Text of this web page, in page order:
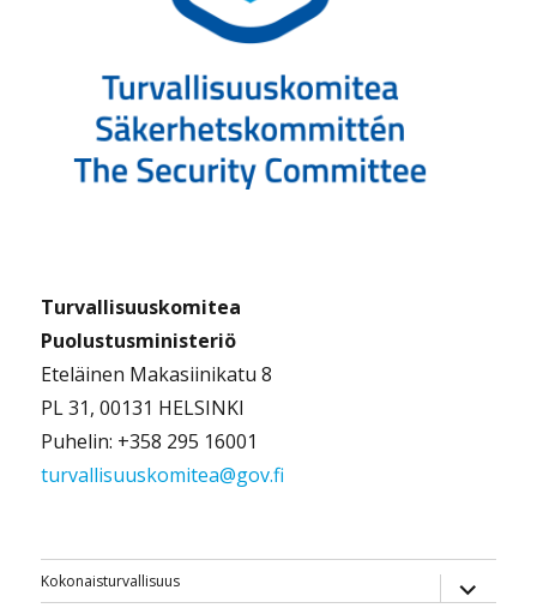
Turvallisuuskomitea
Puolustusministeriö
Eteläinen Makasiinikatu 8
PL 31, 00131 HELSINKI
Puhelin: +358 295 16001
turvallisuuskomitea@gov.fi
Kokonaisturvallisuus
näytä